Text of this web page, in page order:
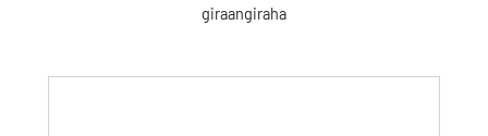
giraangiraha